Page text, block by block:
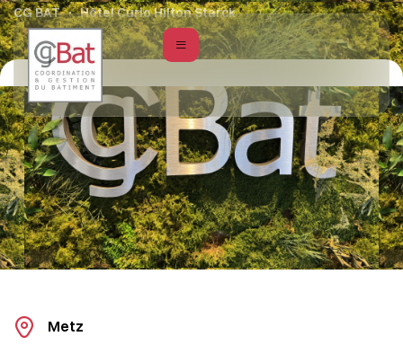
CG BAT Hôtel Curio Hilton Starck
Metz